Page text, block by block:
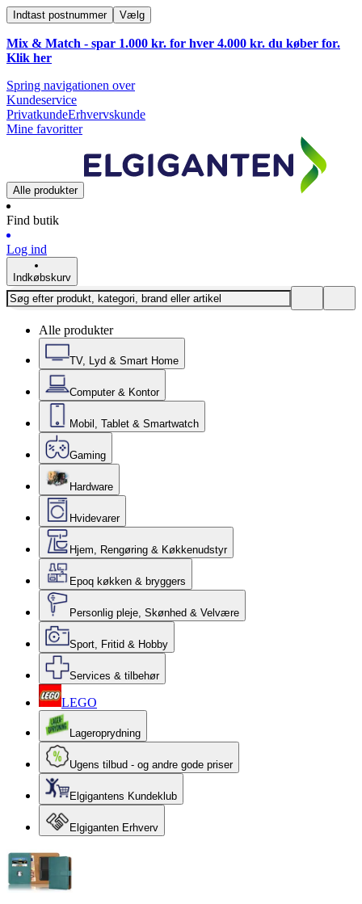
Indtast postnummer Vælg
Mix & Match - spar 1.000 kr. for hver 4.000 kr. du køber for.
Klik her
Spring navigationen over
Kundeservice
PrivatkundeErhvervskunde
Mine favoritter
Alle produkter
Find butik
Log ind
Indkøbskurv
Alle produkter
TV, Lyd & Smart Home
Computer & Kontor
Mobil, Tablet & Smartwatch
Gaming
Hardware
Hvidevarer
Hjem, Rengøring & Køkkenudstyr
Epoq køkken & bryggers
Personlig pleje, Skønhed & Velvære
Sport, Fritid & Hobby
Services & tilbehør
LEGO
Lageroprydning
Ugens tilbud - og andre gode priser
Elgigantens Kundeklub
Elgiganten Erhverv